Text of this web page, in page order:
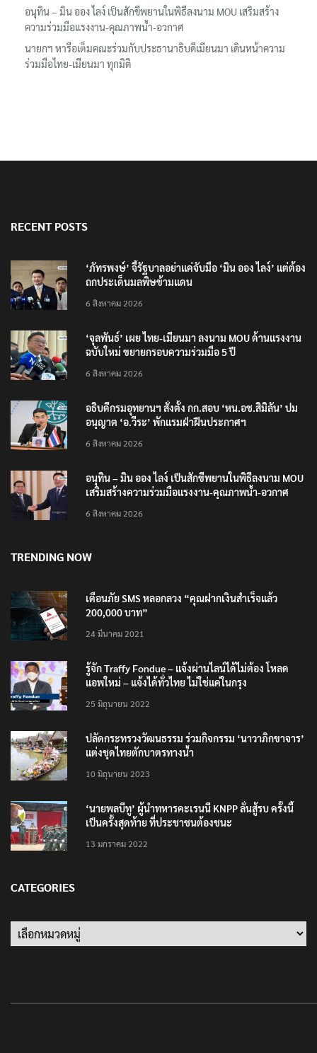
อนุทิน – มิน ออง ไลง์ เป็นสักขีพยานในพิธีลงนาม MOU เสริมสร้าง
ความร่วมมือแรงงาน-คุณภาพน้ำ-อวกาศ
นายกฯ หารือเต็มคณะร่วมกับประธานาธิบดีเมียนมา เดินหน้าความ
ร่วมมือไทย-เมียนมา ทุกมิติ
RECENT POSTS
‘ภัทรพงษ์’ จี้รัฐบาลอย่าแค่จับมือ ‘มิน ออง ไลง์’ แต่ต้อง
ถกประเด็นมลพิษข้ามแดน
6 สิงหาคม 2026
‘จุลพันธ์’ เผย ไทย-เมียนมา ลงนาม MOU ด้านแรงงาน
ฉบับใหม่ ขยายกรอบความร่วมมือ 5 ปี
6 สิงหาคม 2026
อธิบดีกรมอุทยานฯ​ สั่งตั้ง กก.สอบ ‘หน.อช.สิมิลัน’ ปม
อนุญาต ‘อ.วีระ’ พักแรมฝ่าฝืนประกาศฯ
6 สิงหาคม 2026
อนุทิน – มิน ออง ไลง์ เป็นสักขีพยานในพิธีลงนาม MOU
เสริมสร้างความร่วมมือแรงงาน-คุณภาพน้ำ-อวกาศ
6 สิงหาคม 2026
TRENDING NOW
เตือนภัย SMS หลอกลวง “คุณฝากเงินสำเร็จแล้ว
200,000 บาท”
24 มีนาคม 2021
รู้จัก Traffy Fondue – แจ้งผ่านไลน์ได้ไม่ต้อง โหลด
แอพใหม่ – แจ้งได้ทั่วไทย ไม่ใช่แค่ในกรุง
25 มิถุนายน 2022
ปลัดกระทรวงวัฒนธรรม ร่วมกิจกรรม ‘นาวาภิกขาจาร’
แต่งชุดไทยตักบาตรทางน้ำ
10 มิถุนายน 2023
‘นายพลบีทู’ ผู้นำทหารคะเรนนี KNPP ลั่นสู้รบ ครั้งนี้
เป็นครั้งสุดท้าย ที่ประชาชนต้องชนะ
13 มกราคม 2022
CATEGORIES
Categories